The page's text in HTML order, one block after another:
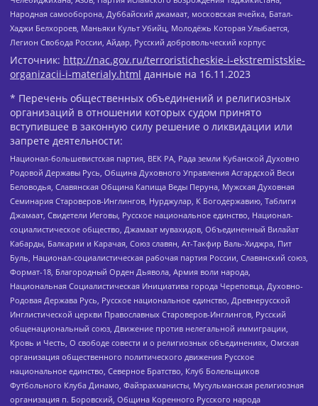
Народная самооборона, Дуббайский джамаат, московская ячейка, Батал-
Хаджи Белхороев, Маньяки Культ Убийц, Молодёжь Которая Улыбается,
Легион Свобода России, Айдар, Русский добровольческий корпус
Источник: http://nac.gov.ru/terroristicheskie-i-ekstremistskie-
organizacii-i-materialy.html данные на 16.11.2023
* Перечень общественных объединений и религиозных
организаций в отношении которых судом принято
вступившее в законную силу решение о ликвидации или
запрете деятельности:
Национал-большевистская партия, ВЕК РА, Рада земли Кубанской Духовно
Родовой Державы Русь, Община Духовного Управления Асгардской Веси
Беловодья, Славянская Община Капища Веды Перуна, Мужская Духовная
Семинария Староверов-Инглингов, Нурджулар, К Богодержавию, Таблиги
Джамаат, Свидетели Иеговы, Русское национальное единство, Национал-
социалистическое общество, Джамаат мувахидов, Объединенный Вилайат
Кабарды, Балкарии и Карачая, Союз славян, Ат-Такфир Валь-Хиджра, Пит
Буль, Национал-социалистическая рабочая партия России, Славянский союз,
Формат-18, Благородный Орден Дьявола, Армия воли народа,
Национальная Социалистическая Инициатива города Череповца, Духовно-
Родовая Держава Русь, Русское национальное единство, Древнерусской
Инглистической церкви Православных Староверов-Инглингов, Русский
общенациональный союз, Движение против нелегальной иммиграции,
Кровь и Честь, О свободе совести и о религиозных объединениях, Омская
организация общественного политического движения Русское
национальное единство, Северное Братство, Клуб Болельщиков
Футбольного Клуба Динамо, Файзрахманисты, Мусульманская религиозная
организация п. Боровский, Община Коренного Русского народа